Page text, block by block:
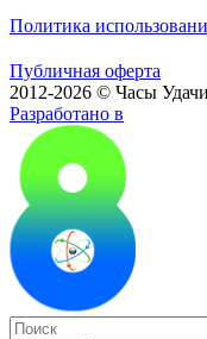
Политика
Публичная оферта
2012-2026 © Часы
Разработано в